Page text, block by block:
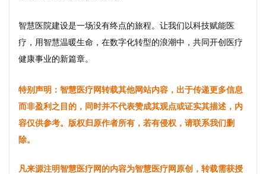
智慧医院建设是一场没有终点的旅程。让我们以科技赋能医
疗，用智慧温暖生命，在数字化转型的浪潮中，共同开创医疗
健康事业的新篇章。
特别声明：智慧医疗网转载其他网站内容，出于传递更多信息
而非盈利之目的，同时并不代表赞成其观点或证实其描述，内
容仅供参考。版权归原作者所有，若有侵权，请联系我们删
除。
凡来源注明智慧医疗网的内容为智慧医疗网原创，转载需获授